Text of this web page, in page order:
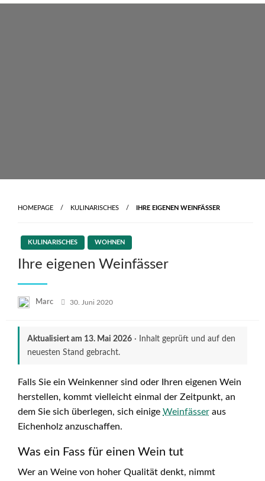
Skip
HOMEPAGE KULINARISCHES IHRE EIGENEN WEINFÄSSER
KULINARISCHES WOHNEN
Ihre eigenen Weinfässer
Marc
Posted
30. Juni 2020
Aktualisiert am 13. Mai 2026· Inhalt geprüft und auf den
neuesten Stand gebracht.
Falls Sie ein Weinkenner sind oder Ihren eigenen Wein
herstellen, kommt vielleicht einmal der Zeitpunkt, an
dem Sie sich überlegen, sich einige Weinfässer aus
Eichenholz anzuschaffen.
Was ein Fass für einen Wein tut
Wer an Weine von hoher Qualität denkt, nimmt